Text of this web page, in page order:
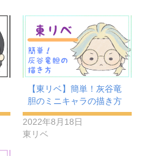
【東リベ】簡単！灰谷竜
胆のミニキャラの描き方
2022年8月18日
東リベ